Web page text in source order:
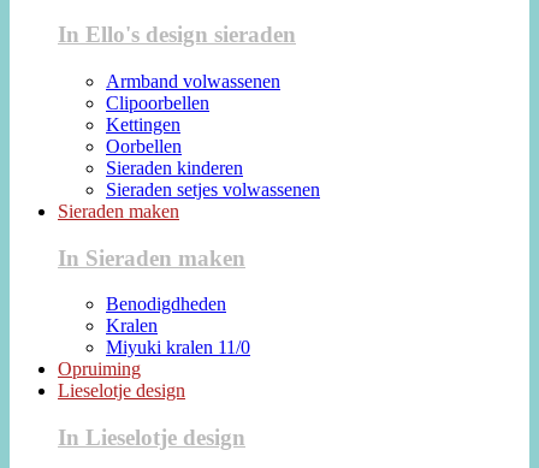
In Ello's design sieraden
Armband volwassenen
Clipoorbellen
Kettingen
Oorbellen
Sieraden kinderen
Sieraden setjes volwassenen
Sieraden maken
In Sieraden maken
Benodigdheden
Kralen
Miyuki kralen 11/0
Opruiming
Lieselotje design
In Lieselotje design